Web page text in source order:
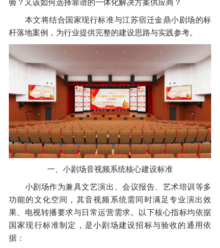
验？又该如何选择靠谱的一体化解决方案供应商？
本文将结合国家现行标准与江苏宿迁金鼎小剧场的标
杆落地案例，为行业提供完整的建设思路与实践参考。
一、小剧场音视频系统核心建设标准
小剧场作为兼具文艺演出、会议报告、艺术培训等多
功能的文化空间，其音视频系统需同时满足专业演出效
果、电视转播要求与日常运营需求。以下核心指标均依据
国家现行标准制定，是小剧场建设招标与验收的通用依
据：